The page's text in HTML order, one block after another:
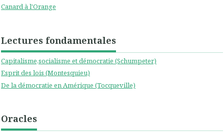
Canard à l'Orange
Lectures fondamentales
Capitalisme,socialisme et démocratie (Schumpeter)
Esprit des lois (Montesquieu)
De la démocratie en Amérique (Tocqueville)
Oracles